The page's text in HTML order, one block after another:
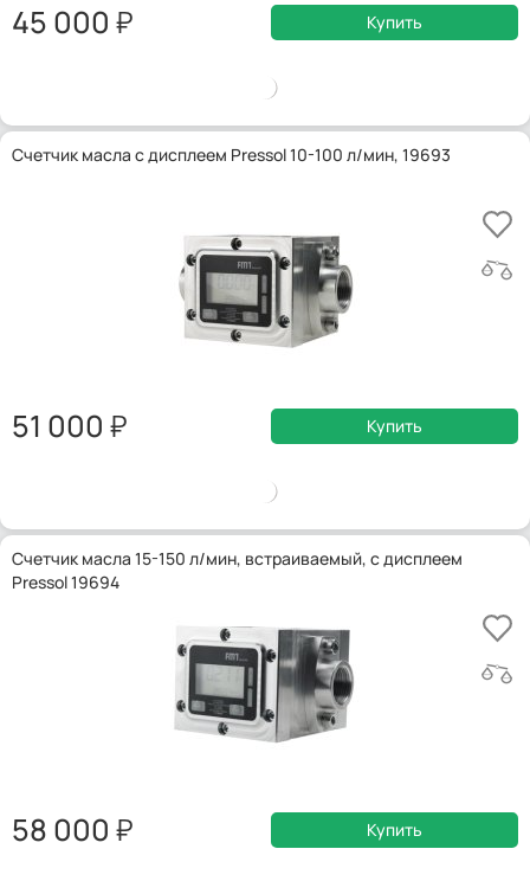
45 000 Купить
Счетчик масла с дисплеем Pressol 10-100 л/мин, 19693
51 000 Купить
Счетчик масла 15-150 л/мин, встраиваемый, с дисплеем
Pressol 19694
58 000 Купить